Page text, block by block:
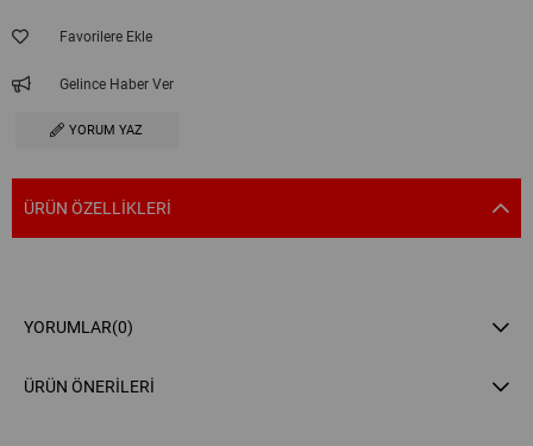
Favorilere Ekle
Gelince Haber Ver
YORUM YAZ
ÜRÜN ÖZELLIKLERI
YORUMLAR(0)
ÜRÜN ÖNERILERI